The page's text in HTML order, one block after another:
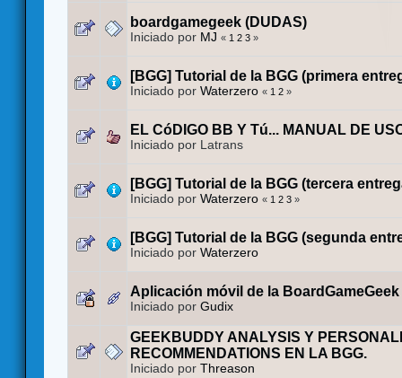
boardgamegeek (DUDAS)
Iniciado por MJ « 1 2 3 »
[BGG] Tutorial de la BGG (primera
Iniciado por Waterzero « 1 2 »
EL CóDIGO BB Y Tú... MANUAL DE
Iniciado por Latrans
[BGG] Tutorial de la BGG (tercera
Iniciado por Waterzero « 1 2 3 »
[BGG] Tutorial de la BGG (segunda
Iniciado por Waterzero
Aplicación móvil de la BoardGameGeek
Iniciado por Gudix
GEEKBUDDY ANALYSIS Y
RECOMMENDATIONS EN LA BGG.
Iniciado por Threason